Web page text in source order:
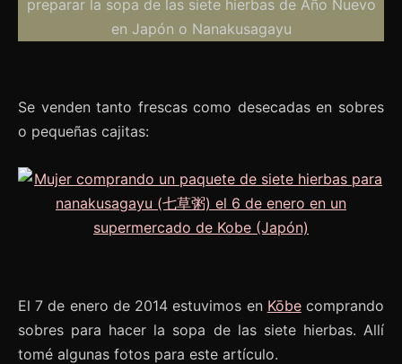
Se venden tanto frescas como desecadas en sobres
o pequeñas cajitas:
El 7 de enero de 2014 estuvimos en Kōbecomprando
sobres para hacer la sopa de las siete hierbas. Allí
tomé algunas fotos para este artículo.